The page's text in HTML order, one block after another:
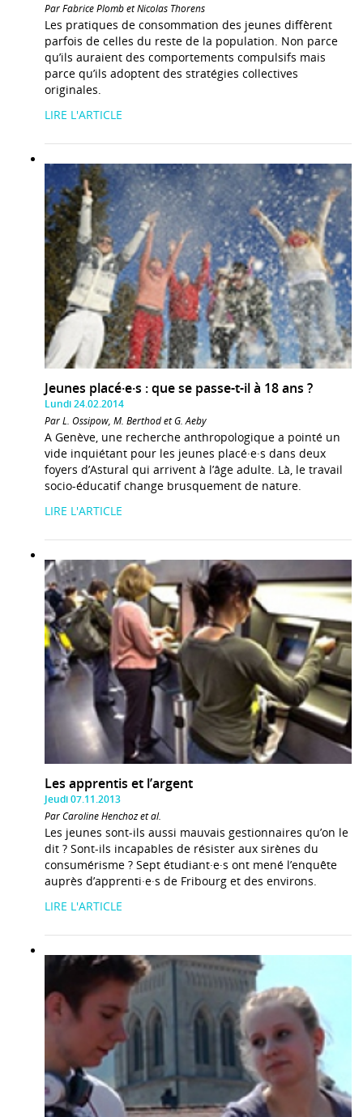
Par Fabrice Plomb et Nicolas Thorens
Les pratiques de consommation des jeunes diffèrent
parfois de celles du reste de la population. Non parce
qu’ils auraient des comportements compulsifs mais
parce qu’ils adoptent des stratégies collectives
originales.
LIRE L'ARTICLE
Jeunes placé·e·s : que se passe-t-il à 18 ans ?
Lundi 24.02.2014
Par L. Ossipow, M. Berthod et G. Aeby
A Genève, une recherche anthropologique a pointé un
vide inquiétant pour les jeunes placé·e·s dans deux
foyers d’Astural qui arrivent à l’âge adulte. Là, le travail
socio-éducatif change brusquement de nature.
LIRE L'ARTICLE
Les apprentis et l’argent
Jeudi 07.11.2013
Par Caroline Henchoz et al.
Les jeunes sont-ils aussi mauvais gestionnaires qu’on le
dit ? Sont-ils incapables de résister aux sirènes du
consumérisme ? Sept étudiant·e·s ont mené l’enquête
auprès d’apprenti·e·s de Fribourg et des environs.
LIRE L'ARTICLE